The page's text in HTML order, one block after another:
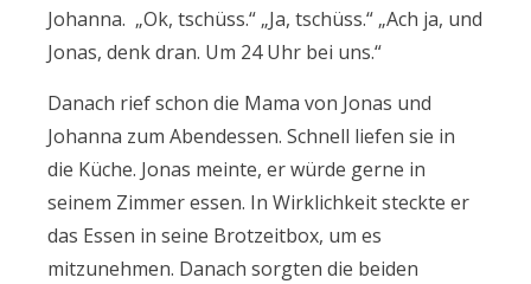
Johanna. „Ok, tschüss.“ „Ja, tschüss.“ „Ach ja, und
Jonas, denk dran. Um 24 Uhr bei uns.“
Danach rief schon die Mama von Jonas und
Johanna zum Abendessen. Schnell liefen sie in
die Küche. Jonas meinte, er würde gerne in
seinem Zimmer essen. In Wirklichkeit steckte er
das Essen in seine Brotzeitbox, um es
mitzunehmen. Danach sorgten die beiden